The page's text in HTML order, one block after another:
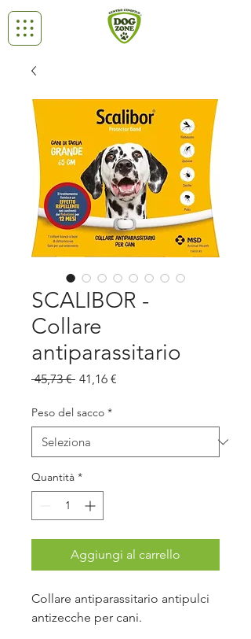
SCALIBOR -
Collare
antiparassitario
45,73 € Prezzo
41,16 €
Peso del sacco *
Quantità *
Aggiungi al carrello
Collare antiparassitario antipulci
antizecche per cani.